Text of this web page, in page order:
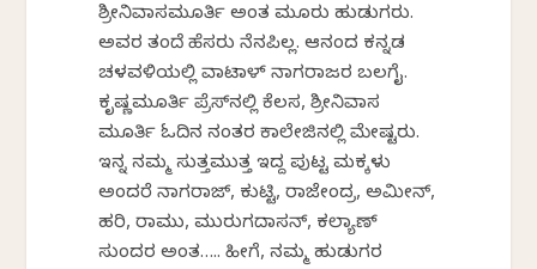
ಶ್ರೀನಿವಾಸಮೂರ್ತಿ ಅಂತ ಮೂರು ಹುಡುಗರು.
ಅವರ ತಂದೆ ಹೆಸರು ನೆನಪಿಲ್ಲ. ಆನಂದ ಕನ್ನಡ
ಚಳವಳಿಯಲ್ಲಿ ವಾಟಾಳ್ ನಾಗರಾಜರ ಬಲಗೈ.
ಕೃಷ್ಣಮೂರ್ತಿ ಪ್ರೆಸ್‌ನಲ್ಲಿ ಕೆಲಸ, ಶ್ರೀನಿವಾಸ
ಮೂರ್ತಿ ಓದಿನ ನಂತರ ಕಾಲೇಜಿನಲ್ಲಿ ಮೇಷ್ಟರು.
ಇನ್ನ ನಮ್ಮ ಸುತ್ತಮುತ್ತ ಇದ್ದ ಪುಟ್ಟ ಮಕ್ಕಳು
ಅಂದರೆ ನಾಗರಾಜ್, ಕುಟ್ಟಿ, ರಾಜೇಂದ್ರ, ಅಮೀನ್,
ಹರಿ, ರಾಮು, ಮುರುಗದಾಸನ್, ಕಲ್ಯಾಣ್
ಸುಂದರ ಅಂತ….. ಹೀಗೆ, ನಮ್ಮ ಹುಡುಗರ